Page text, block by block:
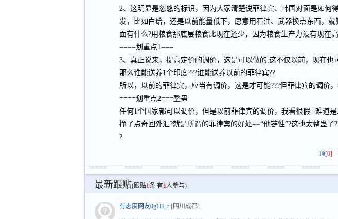
2、这明显是忽悠的标识，因为大家清楚说菲律宾、韩国对面是如何
发，比如白给，还是以前能量低下，愿意用石油、武器换点东西，就
面有什么?用粮食那底层粮食比现在还少，因为粮食生产力没有现在
====划重点1===
3、真正说来，提高定价的调价，这是可以做的,这不仅以前，现在也
那么谁能送养1个印度???谁能送养以前的菲律宾??
所以，以前的菲律宾，应当有调价，这是才可能???但菲律宾的调价，
====划重点2===整蛊
任何1个国家都可以调价，但是以前菲律宾的调价，我看很假--难道
挣了点奇回外汇?就是所谓的菲律宾的好处==“他链性”?这也太整蛊了
?
顶[0]
最新跟贴(跟贴1条 有1人参与)
有态度网友0g1H_r [四川成都]